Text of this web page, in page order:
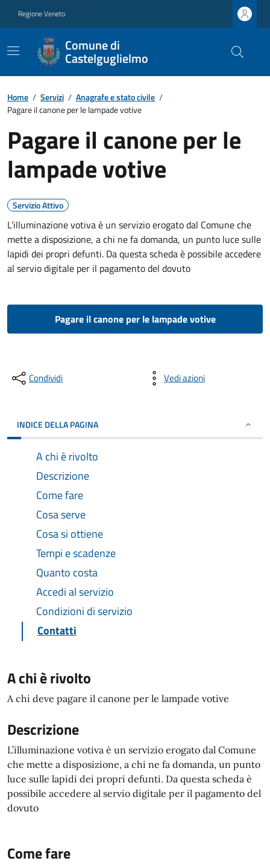
Regione Veneto
Comune di
Castelguglielmo
Home / Servizi / Anagrafe e stato civile /
Pagare il canone per le lampade votive
Pagare il canone per le
lampade votive
Servizio Attivo
L’illuminazione votiva è un servizio erogato dal Comune che
mette a disposizione, a chi ne fa domanda, un punto luce sulle
lapidi dei propri defunti. Da questa scheda è possibile accedere
al servio digitale per il pagamento del dovuto
Pagare il canone per le lampade votive
Condividi Vedi azioni
INDICE DELLA PAGINA
A chi è rivolto
Descrizione
Come fare
Cosa serve
Cosa si ottiene
Tempi e scadenze
Quanto costa
Accedi al servizio
Condizioni di servizio
Contatti
A chi è rivolto
A chi deve pagare il canone per le lampade votive
Descrizione
L’illuminazione votiva è un servizio erogato dal Comune
che mette a disposizione, a chi ne fa domanda, un punto
luce sulle lapidi dei propri defunti. Da questa scheda è
possibile accedere al servio digitale per il pagamento del
dovuto
Come fare